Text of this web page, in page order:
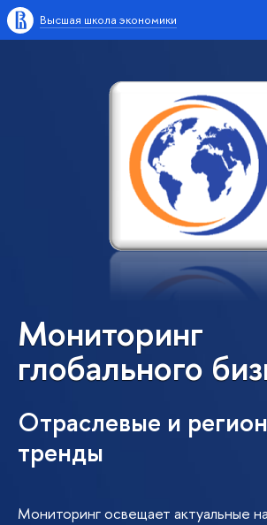
Высшая школа экономики
Мониторинг
глобального
Отраслевые и
тренды
Мониторинг освещает актуальные